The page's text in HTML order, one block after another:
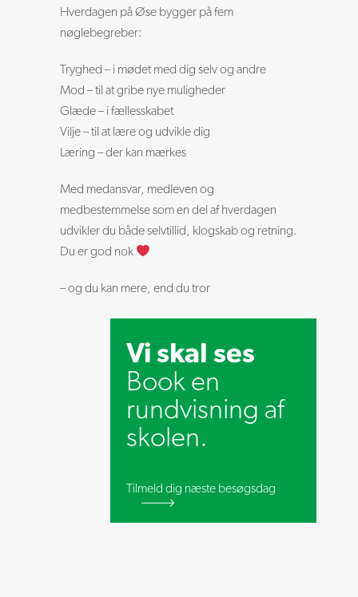
Hverdagen på Øse bygger på fem
nøglebegreber:
Tryghed – i mødet med dig selv og andre
Mod – til at gribe nye muligheder
Glæde – i fællesskabet
Vilje – til at lære og udvikle dig
Læring – der kan mærkes
Med medansvar, medleven og
medbestemmelse som en del af hverdagen
udvikler du både selvtillid, klogskab og retning.
Du er god nok
– og du kan mere, end du tror
Vi skal ses
Book en
rundvisning af
skolen.
Tilmeld dig næste besøgsdag